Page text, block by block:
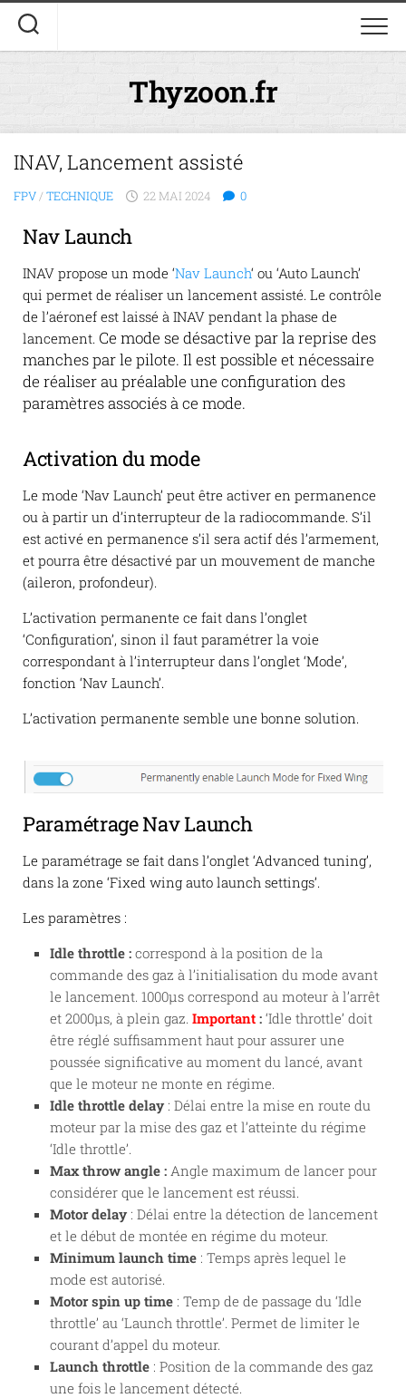
Thyzoon.fr
INAV, Lancement assisté
FPV/ TECHNIQUE 22 MAI 2024 0
Nav Launch
INAV propose un mode ‘Nav Launch‘ ou ‘Auto Launch’
qui permet de réaliser un lancement assisté. Le contrôle
de l’aéronef est laissé à INAV pendant la phase de
lancement. Ce mode se désactive par la reprise des
manches par le pilote. Il est possible et nécessaire
de réaliser au préalable une configuration des
paramètres associés à ce mode.
Activation du mode
Le mode ‘Nav Launch’ peut être activer en permanence
ou à partir un d’interrupteur de la radiocommande. S’il
est activé en permanence s’il sera actif dés l’armement,
et pourra être désactivé par un mouvement de manche
(aileron, profondeur).
L’activation permanente ce fait dans l’onglet
‘Configuration’, sinon il faut paramétrer la voie
correspondant à l’interrupteur dans l’onglet ‘Mode’,
fonction ‘Nav Launch’.
L’activation permanente semble une bonne solution.
Paramétrage Nav Launch
Le paramétrage se fait dans l’onglet ‘Advanced tuning’,
dans la zone ‘Fixed wing auto launch settings’.
Les paramètres :
Idle throttle : correspond à la position de la
commande des gaz à l’initialisation du mode avant
le lancement. 1000µs correspond au moteur à l’arrêt
et 2000µs, à plein gaz. Important : ‘Idle throttle’ doit
être réglé suffisamment haut pour assurer une
poussée significative au moment du lancé, avant
que le moteur ne monte en régime.
Idle throttle delay: Délai entre la mise en route du
moteur par la mise des gaz et l’atteinte du régime
‘Idle throttle’.
Max throw angle : Angle maximum de lancer pour
considérer que le lancement est réussi.
Motor delay: Délai entre la détection de lancement
et le début de montée en régime du moteur.
Minimum launch time : Temps après lequel le
mode est autorisé.
Motor spin up time : Temp de de passage du ‘Idle
throttle’ au ‘Launch throttle’. Permet de limiter le
courant d’appel du moteur.
Launch throttle : Position de la commande des gaz
une fois le lancement détecté.